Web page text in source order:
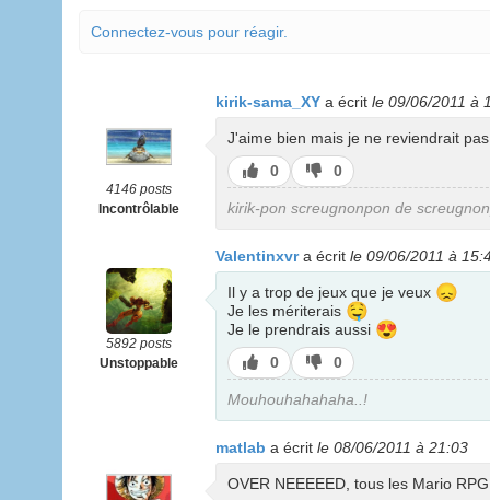
Connectez-vous pour réagir.
4146 posts
Incontrôlable
kirik-sama_XY a écrit le 09/06/2011 à
J'aime bien mais je ne reviendrait
J’aime
0
J’aime
pas
0
kirik-pon screugnonpon de
5892 posts
Unstoppable
Valentinxvra écrit le 09/06/2011 à
Il y a trop de jeux que je veux 😞
Je les mériterais 🤤
Je le prendrais aussi 😍
J’aime
0
J’aime
pas
0
Mouhouhahahaha..!
matlab a écrit le 08/06/2011 à 21:03
OVER NEEEEED, tous les Mario